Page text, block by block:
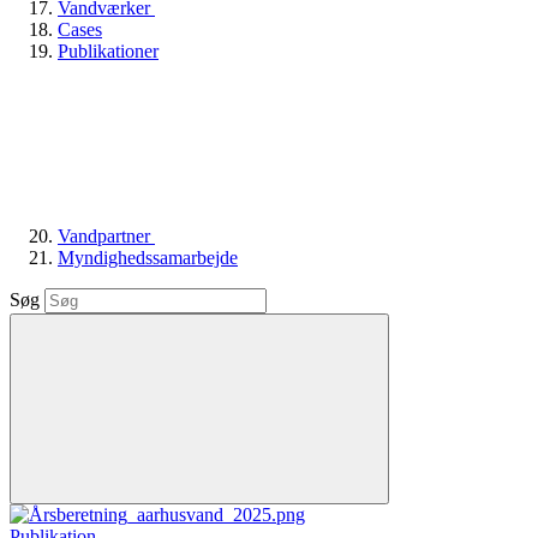
Vandværker
Cases
Publikationer
Vandpartner
Myndighedssamarbejde
Søg